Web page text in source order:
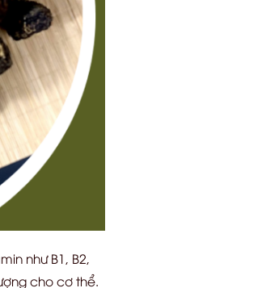
như B1, B2,
cho cơ thể.